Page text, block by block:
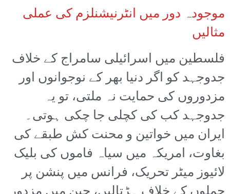
موجودہ دور میں انٹرنیشنلزم کی عملی
مثالیں
فلسطین میں اسرائیلی سامراج کے خلاف
جدوجہد کو اگر دنیا بھر کے نوجوانوں اور
مزدوروں کی حمایت نہ ملتی، تو یہ
جدوجہد کب کی کچلی جا چکی ہوتی۔
ایران میں خواتین و محنت کش طبقے کی
بغاوت، امریکہ میں سیاہ فاموں کی بلیک
لائیوز میٹر تحریک، فرانس میں پنشن پر